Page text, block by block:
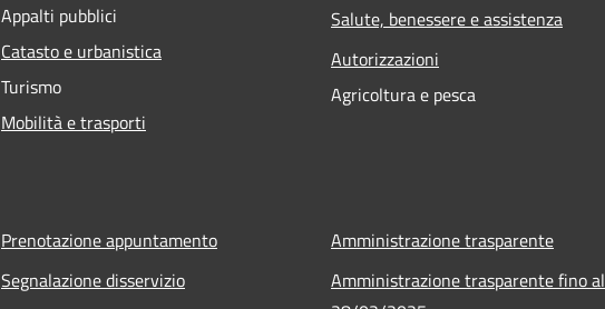
Appalti pubblici
Catasto e urbanistica
Turismo
Mobilità e trasporti
Salute, benessere e assistenza
Autorizzazioni
Agricoltura e pesca
Prenotazione appuntamento
Segnalazione disservizio
Amministrazione trasparente
Amministrazione trasparente fino al